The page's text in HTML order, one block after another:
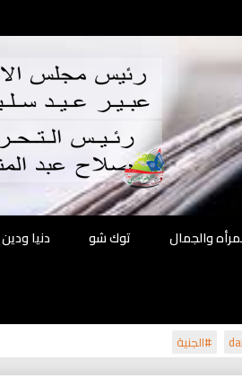
والجمال توك شو دنيا ودين
#الجنية